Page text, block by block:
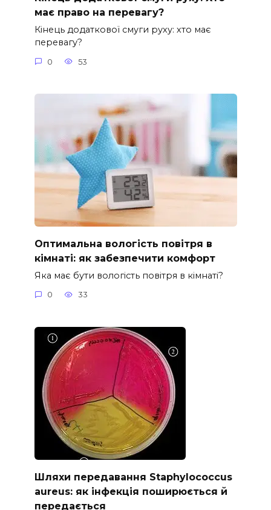
має право на перевагу?
Кінець додаткової смуги руху: хто має
перевагу?
0 53
Оптимальна вологість повітря в
кімнаті: як забезпечити комфорт
Яка має бути вологість повітря в кімнаті?
0 33
Шляхи передавання Staphylococcus
aureus: як інфекція поширюється й
передається